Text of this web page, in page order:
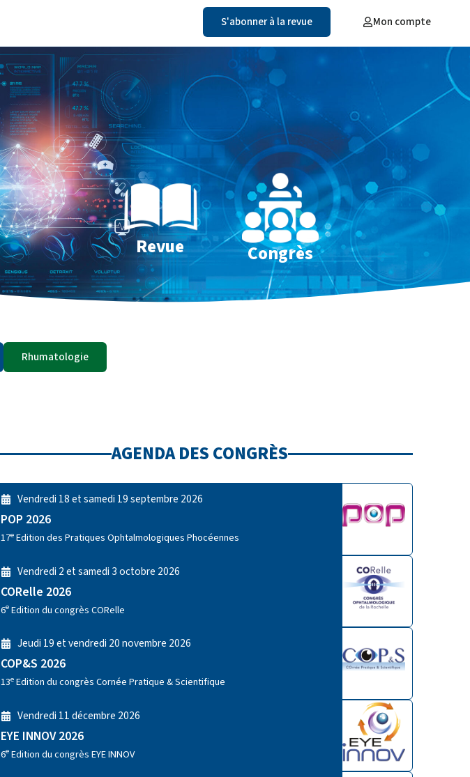
S'abonner à la revue Mon compte
Revue Congrès
Rhumatologie
AGENDA DES CONGRÈS
Vendredi 18 et samedi 19 septembre 2026
POP 2026
17e Edition des Pratiques Ophtalmologiques Phocéennes
Vendredi 2 et samedi 3 octobre 2026
CORelle 2026
6e Edition du congrès CORelle
Jeudi 19 et vendredi 20 novembre 2026
COP&S 2026
13e Edition du congrès Cornée Pratique & Scientifique
Vendredi 11 décembre 2026
EYE INNOV 2026
6e Edition du congrès EYE INNOV